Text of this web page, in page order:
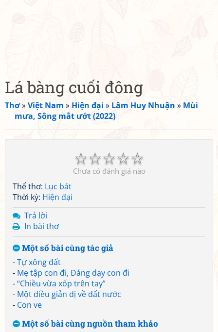
Lá bàng cuối đông
Thơ»Việt Nam » Hiện đại » Lâm Huy Nhuận » Mùi
mưa, Sông mắt ướt (2022)
☆
☆
☆
☆
☆
Chưa có đánh giá nào
Thể thơ: Lục bát
Thời kỳ: Hiện đại
Trả lời
In bài thơ
Một số bài cùng tác giả
-Tự xông đất
- Mẹ tập con đi, Đảng dạy con đi
-“Chiều vừa xốp trên tay”
- Một điều giản dị về đất nước
- Con ve
Một số bài cùng nguồn tham khảo